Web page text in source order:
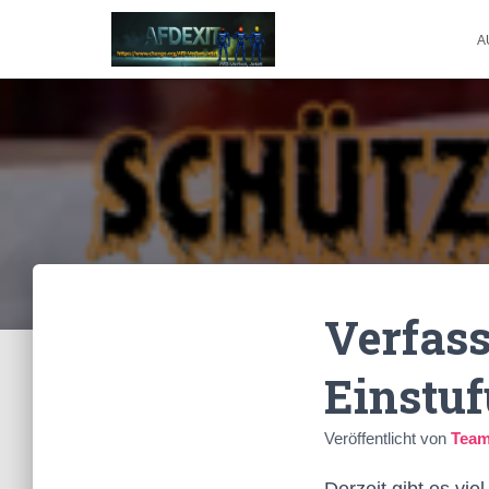
Veröffentlicht von